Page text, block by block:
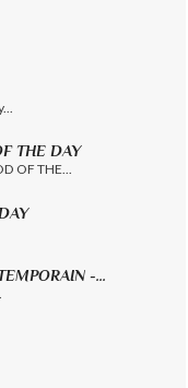
THE DAY
OF THE...
-...